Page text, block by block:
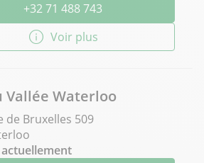
+32 71 488 743
Voir plus
Vallée Waterloo
de Bruxelles 509